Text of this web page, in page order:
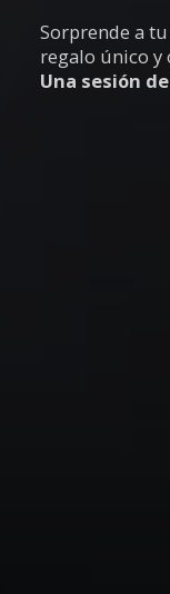
Sorprende a
regalo único y
Una sesión